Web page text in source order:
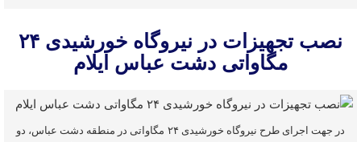
نصب تجهیزات در نیروگاه خورشیدی ۲۴
مگاواتی دشت عباس ایلام
در جهت اجرای طرح نیروگاه خورشیدی ۲۴ مگاواتی در منطقه دشت عباس، دو